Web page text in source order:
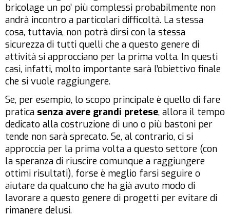
bricolage un po’ più complessi probabilmente non
andrà incontro a particolari difficoltà. La stessa
cosa, tuttavia, non potrà dirsi con la stessa
sicurezza di tutti quelli che a questo genere di
attività si approcciano per la prima volta. In questi
casi, infatti, molto importante sarà l’obiettivo finale
che si vuole raggiungere.
Se, per esempio, lo scopo principale è quello di fare
pratica senza avere grandi pretese, allora il tempo
dedicato alla costruzione di uno o più bastoni per
tende non sarà sprecato. Se, al contrario, ci si
approccia per la prima volta a questo settore (con
la speranza di riuscire comunque a raggiungere
ottimi risultati), forse è meglio farsi seguire o
aiutare da qualcuno che ha già avuto modo di
lavorare a questo genere di progetti per evitare di
rimanere delusi.